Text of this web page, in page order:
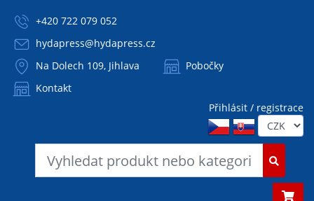
+420 722 079 052
hydapress@hydapress.cz
Na Dolech 109, Jihlava
Pobočky
Kontakt
Přihlásit / registrace